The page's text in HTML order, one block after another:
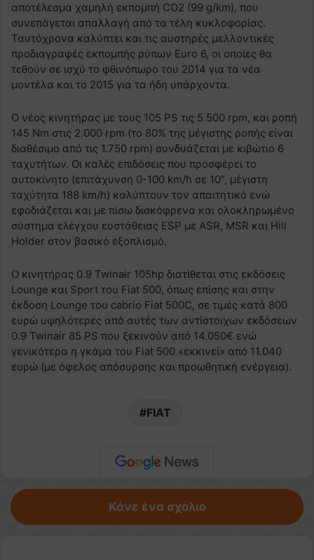
αποτέλεσμα χαμηλή εκπομπή CO2 (99 g/km), που
συνεπάγεται απαλλαγή από τα τέλη κυκλοφορίας.
Ταυτόχρονα καλύπτει και τις αυστηρές μελλοντικές
προδιαγραφές εκπομπής ρύπων Euro 6, οι οποίες θα
τεθούν σε ισχύ το φθινόπωρο του 2014 για τα νέα
μοντέλα και το 2015 για τα ήδη υπάρχοντα.
Ο νέος κινητήρας με τους 105 PS τις 5.500 rpm, και ροπή
145 Nm στις 2.000 rpm (το 80% της μέγιστης ροπής είναι
διαθέσιμο από τις 1.750 rpm) συνδυάζεται με κιβώτιο 6
ταχυτήτων. Οι καλές επιδόσεις που προσφέρει το
αυτοκίνητο (επιτάχυνση 0-100 km/h σε 10”, μέγιστη
ταχύτητα 188 km/h) καλύπτουν τον απαιτητικό ενώ
εφοδιάζεται και με πίσω δισκόφρενα και ολοκληρωμένο
σύστημα ελέγχου ευστάθειας ESP με ASR, MSR και Hill
Holder στον βασικό εξοπλισμό.
Ο κινητήρας 0.9 Twinair 105hp διατίθεται στις εκδόσεις
Lounge και Sport του Fiat 500, όπως επίσης και στην
έκδοση Lounge του cabrio Fiat 500C, σε τιμές κατά 800
ευρώ υψηλότερες από αυτές των αντίστοιχων εκδόσεων
0.9 Twinair 85 PS που ξεκινούν από 14.050€ ενώ
γενικότερα η γκάμα του Fiat 500 «εκκινεί» από 11.040
ευρώ (με όφελος απόσυρσης και προωθητική ενέργεια).
FIAT
Κάνε ένα σχόλιο